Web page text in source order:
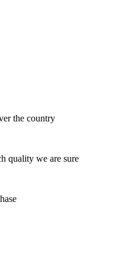
the country
quality we are sure